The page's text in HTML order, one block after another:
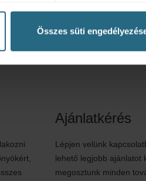
Összes süti
Ajánlatkérés
Lépjen velünk
lehető legjobb ajánlatot
megosztunk minden